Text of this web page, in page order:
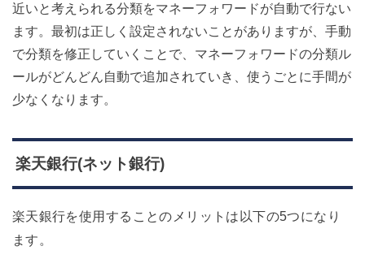
近いと考えられる分類をマネーフォワードが自動で行ない
ます。最初は正しく設定されないことがありますが、手動
で分類を修正していくことで、マネーフォワードの分類ル
ールがどんどん自動で追加されていき、使うごとに手間が
少なくなります。
楽天銀行(ネット銀行)
楽天銀行を使用することのメリットは以下の5つになり
ます。